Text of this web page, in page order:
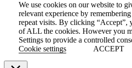
We use cookies on our website to
relevant experience by
repeat visits. By clicking “Accept”,
of ALL the cookies. However you
Settings to provide a controlled
Cookie settings
ACCEPT